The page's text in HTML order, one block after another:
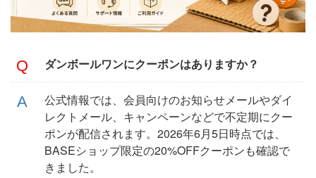
ダンボールワンにクーポンはありますか？
公式情報では、会員向けのお知らせメールやダイ
レクトメール、キャンペーンなどで不定期にクー
ポンが配信されます。2026年6月5日時点では、
BASEショップ限定の20%OFFクーポンも確認で
きました。